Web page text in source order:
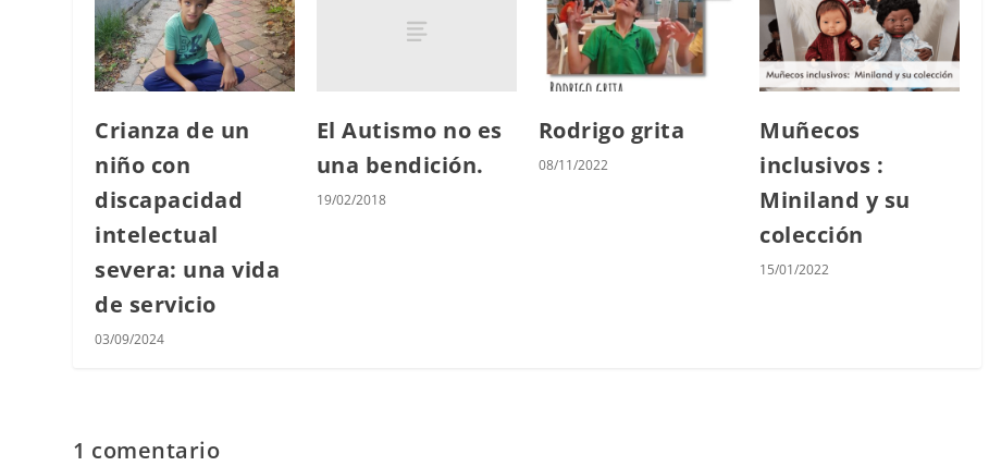
Crianza de un
niño con
discapacidad
intelectual
severa: una vida
de servicio
03/09/2024
El Autismo no es
una bendición.
19/02/2018
Rodrigo grita
08/11/2022
Muñecos
inclusivos :
Miniland y su
colección
15/01/2022
1 comentario